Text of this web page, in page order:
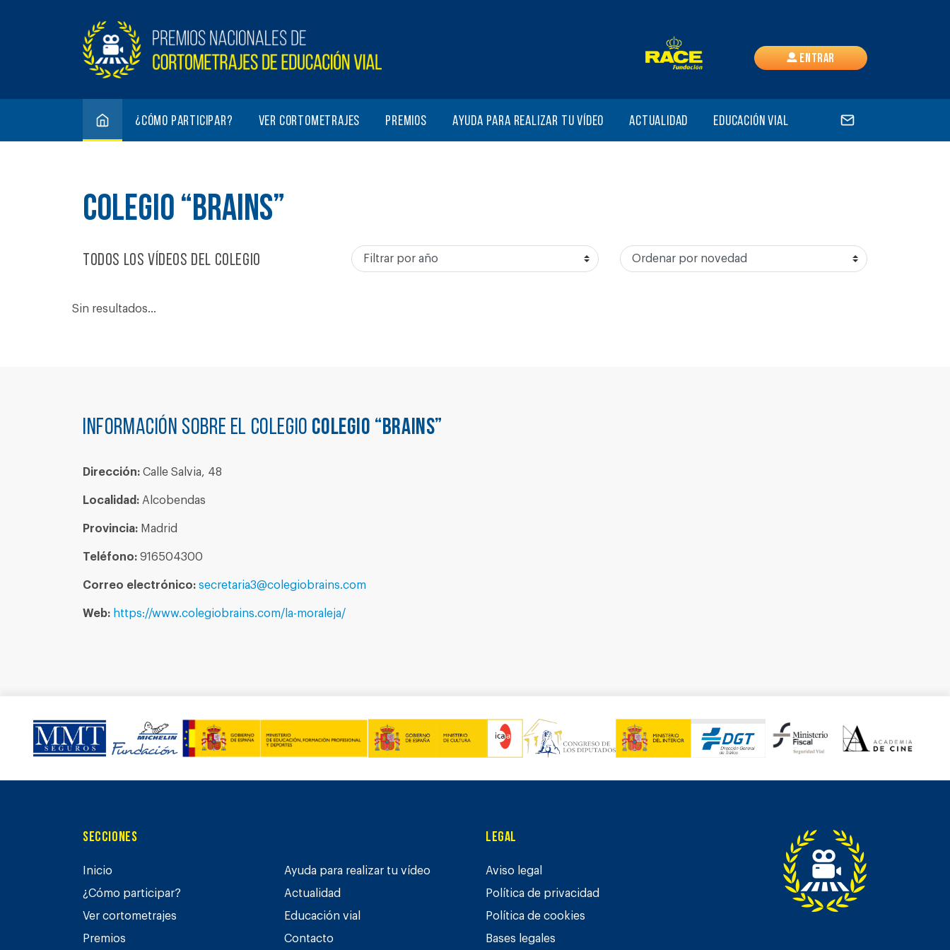
Entrar
¿Cómo participar? Ver cortometrajes Premios Ayuda para realizar tu vídeo Actualidad Educación vial
COLEGIO “BRAINS”
Todos los vídeos del colegio
Sin resultados...
Información sobre el colegio COLEGIO “BRAINS”
Dirección: Calle Salvia, 48
Localidad: Alcobendas
Provincia: Madrid
Teléfono: 916504300
Correo electrónico: secretaria3@colegiobrains.com
Web: https://www.colegiobrains.com/la-moraleja/
Secciones
Inicio
¿Cómo participar?
Ver cortometrajes
Premios
Ayuda para realizar tu vídeo
Actualidad
Educación vial
Contacto
Legal
Aviso legal
Política de privacidad
Política de cookies
Bases legales